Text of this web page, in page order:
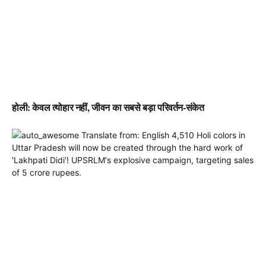
होली: केवल त्योहार नहीं, जीवन का सबसे बड़ा परिवर्तन-संकेत